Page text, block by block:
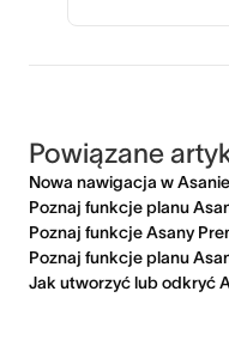
Powiązane
Nowa nawigacja w Asanie
Poznaj funkcje planu
Poznaj funkcje Asany
Poznaj funkcje planu
Jak utworzyć lub odkryć